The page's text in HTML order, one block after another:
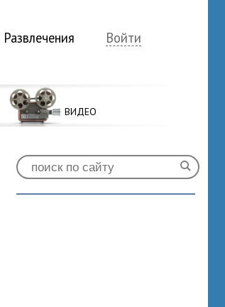
Развлечения Войти
ВИДЕО